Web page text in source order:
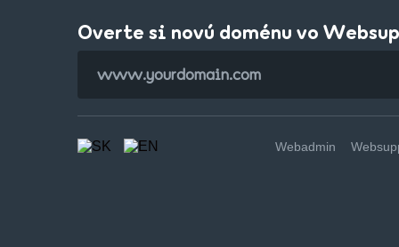
Overte si novú doménu vo
Webadmin